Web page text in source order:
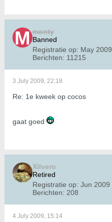
monty
Banned
Registratie op: May 2009
Berichten: 11215
3 July 2009, 22:18
Re: 1e kweek op cocos
gaat goed
Xilvero
Retired
Registratie op: Jun 2009
Berichten: 208
4 July 2009, 15:14